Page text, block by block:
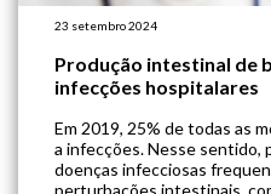
23 setembro 2024
Produção intestinal de
infecções hospitalares
Em 2019, 25% de todas as
a infecções. Nesse sentido,
doenças infecciosas
perturbações intestinais,